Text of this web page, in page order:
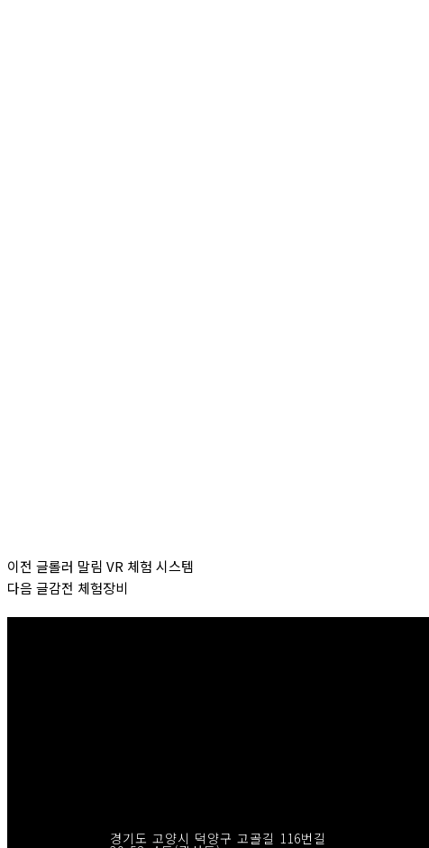
Prev
이전 글롤러 말림 VR 체험 시스템
다음 글감전 체험장비
Next
경기도 고양시 덕양구 고골길 116번길